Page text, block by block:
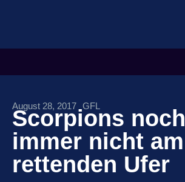
August 28, 2017 GFL
Scorpions noch
immer nicht am
rettenden Ufer